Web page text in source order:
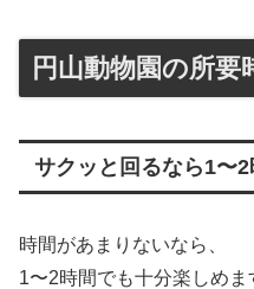
円山動物園の所要
サクッと回るなら1〜
時間があまりないなら、
1〜2時間でも十分楽しめま